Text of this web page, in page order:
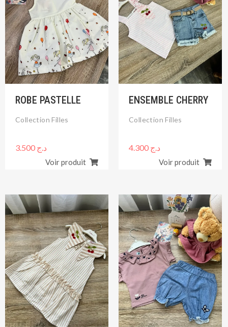
ROBE PASTELLE
Collection Filles
د.ج
Voir produit
ENSEMBLE CHERRY
Collection Filles
د.ج
Voir produit
Le
prix
initial
était :
د.ج 2.200.
Le
prix
actuel
est :
د.ج 1.950.